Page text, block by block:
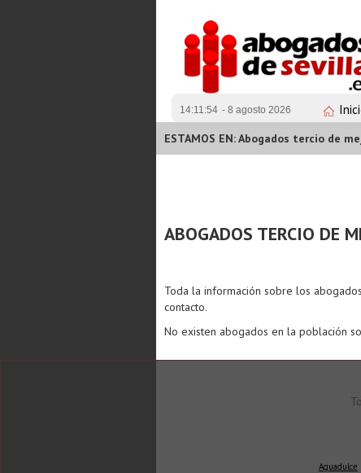
14:11:54 - 8 agosto 2026
ESTAMOS EN: Abogados tercio de
ABOGADOS TERCIO DE
Toda la información sobre los
contacto.
No existen abogados en la población
Aguadulce